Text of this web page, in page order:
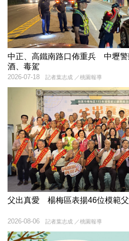
中正、高鐵南路口佈重兵 中壢警
酒、毒駕
記者葉志成 ／桃園報導
2026-07-18
父出真愛 楊梅區表揚46位模範
記者葉志成 ／桃園報導
2026-08-06